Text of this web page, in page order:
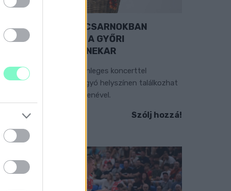
EXTRA: A VÁSÁRCSARNOKBAN
NYITJA ÚJ ÉVADÁT A GYŐRI
FILHARMONIKUS ZENEKAR
A „Zenélő piac” című különleges koncerttel
szeptember 7-én rendhagyó helyszínen találkozhat
a közönség a klasszikus zenével.
Szólj hozzá!